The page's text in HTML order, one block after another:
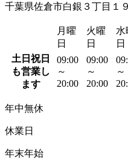
千葉県佐倉市白銀３丁目１
月曜
日
火曜
日
水
日
土日祝日
も営業し
ます
09:00
～
20:00
09:00
～
20:00
～
年中無休
休業日
年末年始